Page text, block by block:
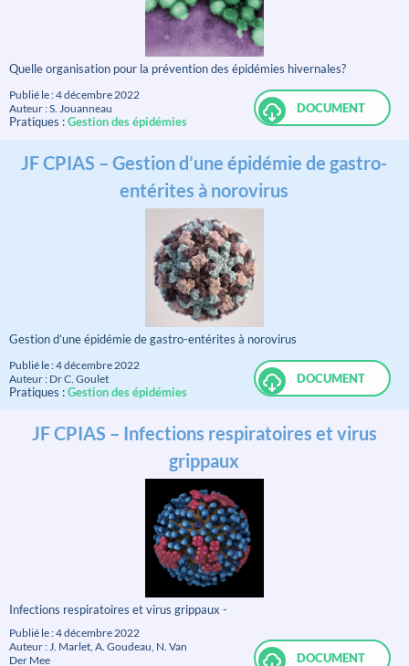
Quelle organisation pour la prévention des épidémies hivernales?
Publié le : 4 décembre 2022
Auteur : S. Jouanneau
Pratiques :Gestion des épidémies
DOCUMENT
JF CPIAS – Gestion d’une épidémie de gastro-
entérites à norovirus
Gestion d’une épidémie de gastro-entérites à norovirus
Publié le : 4 décembre 2022
Auteur : Dr C. Goulet
Pratiques :Gestion des épidémies
DOCUMENT
JF CPIAS – Infections respiratoires et virus
grippaux
Infections respiratoires et virus grippaux -
Publié le : 4 décembre 2022
Auteur : J. Marlet, A. Goudeau, N. Van
Der Mee
DOCUMENT